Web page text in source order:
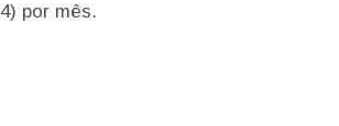
por mês.